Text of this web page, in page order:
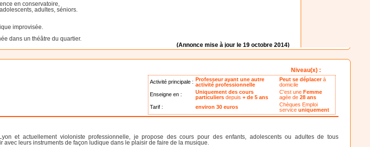
en conservatoire,
adultes, séniors.
improvisée.
dans un théâtre du quartier.
(Annonce mise à jour le 19 octobre 2014)
Niveau(x) :
Activité principale : Professeur ayant une autre
activité professionnelle
Peut se déplacerà
domicile
Enseigne en :
Uniquement des cours
particuliers depuis+ de 5 ans
C'est une Femme
agée de28 ans
Tarif :
environ 30 euros
Chèques Emploi
serviceuniquement
et actuellement violoniste professionnelle, je propose des cours pour des enfants, adolescents ou adultes de tous
leurs instruments de façon ludique dans le plaisir de faire de la musique.